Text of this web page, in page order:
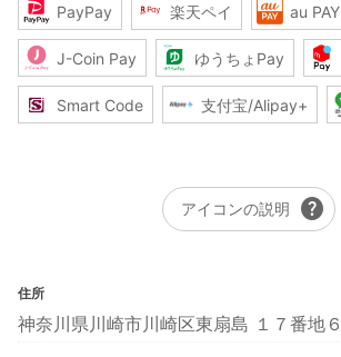
PayPay 楽天ペイ au PAY
J-Coin Pay ゆうちょPay
Smart Code 支付宝/Alipay+
アイコンの説明 help
住所
神奈川県川崎市川崎区東扇島 １７番地６